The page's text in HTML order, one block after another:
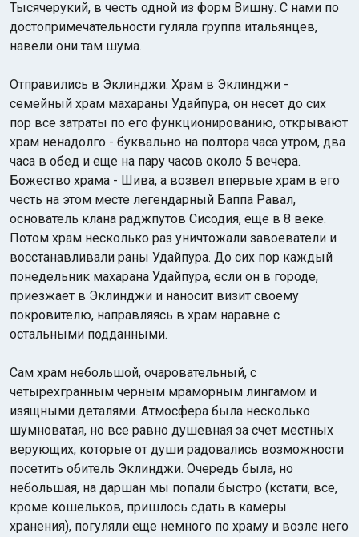
Тысячерукий, в честь одной из форм Вишну. С нами по
достопримечательности гуляла группа итальянцев,
навели они там шума.
Отправились в Эклинджи. Храм в Эклинджи -
семейный храм махараны Удайпура, он несет до сих
пор все затраты по его функционированию, открывают
храм ненадолго - буквально на полтора часа утром, два
часа в обед и еще на пару часов около 5 вечера.
Божество храма - Шива, а возвел впервые храм в его
честь на этом месте легендарный Баппа Равал,
основатель клана раджпутов Сисодия, еще в 8 веке.
Потом храм несколько раз уничтожали завоеватели и
восстанавливали раны Удайпура. До сих пор каждый
понедельник махарана Удайпура, если он в городе,
приезжает в Эклинджи и наносит визит своему
покровителю, направляясь в храм наравне с
остальными подданными.
Сам храм небольшой, очаровательный, с
четырехгранным черным мраморным лингамом и
изящными деталями. Атмосфера была несколько
шумноватая, но все равно душевная за счет местных
верующих, которые от души радовались возможности
посетить обитель Эклинджи. Очередь была, но
небольшая, на даршан мы попали быстро (кстати, все,
кроме кошельков, пришлось сдать в камеры
хранения), погуляли еще немного по храму и возле него